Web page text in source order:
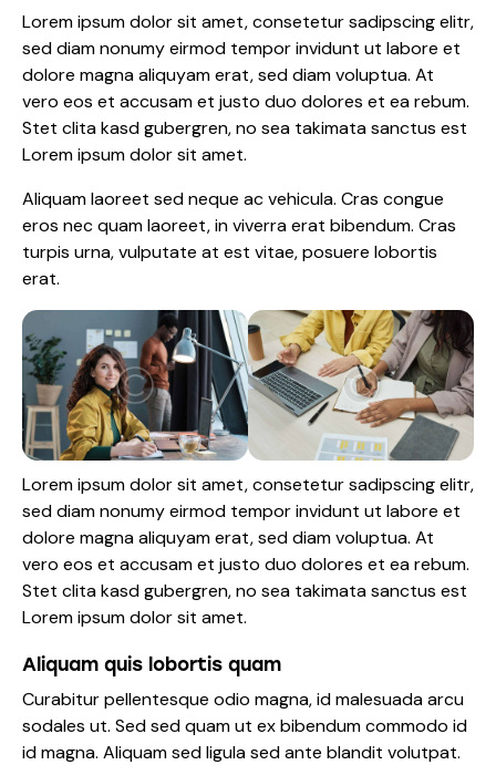
Lorem ipsum dolor sit amet, consetetur sadipscing elitr,
sed diam nonumy eirmod tempor invidunt ut labore et
dolore magna aliquyam erat, sed diam voluptua. At
vero eos et accusam et justo duo dolores et ea rebum.
Stet clita kasd gubergren, no sea takimata sanctus est
Lorem ipsum dolor sit amet.
Aliquam laoreet sed neque ac vehicula. Cras congue
eros nec quam laoreet, in viverra erat bibendum. Cras
turpis urna, vulputate at est vitae, posuere lobortis
erat.
Lorem ipsum dolor sit amet, consetetur sadipscing elitr,
sed diam nonumy eirmod tempor invidunt ut labore et
dolore magna aliquyam erat, sed diam voluptua. At
vero eos et accusam et justo duo dolores et ea rebum.
Stet clita kasd gubergren, no sea takimata sanctus est
Lorem ipsum dolor sit amet.
Aliquam quis lobortis quam
Curabitur pellentesque odio magna, id malesuada arcu
sodales ut. Sed sed quam ut ex bibendum commodo id
id magna. Aliquam sed ligula sed ante blandit volutpat.